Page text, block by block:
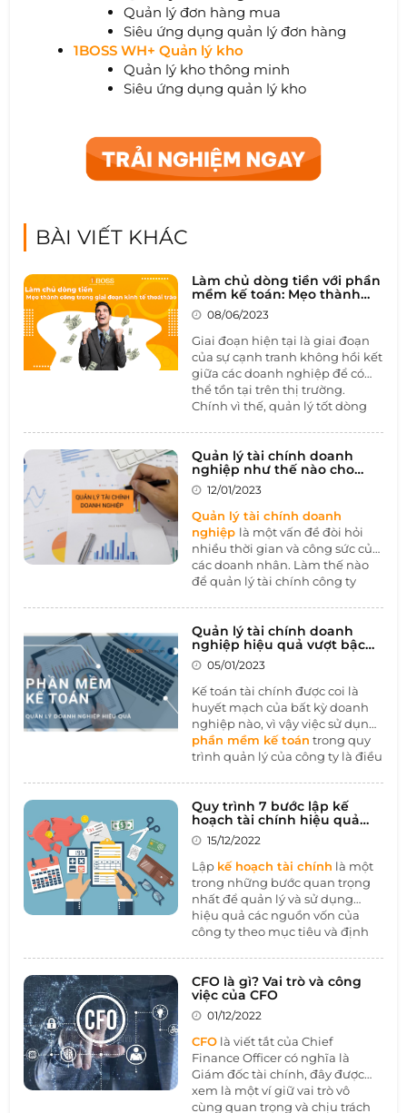
Quản lý đơn hàng mua
Siêu ứng dụng quản lý đơn hàng
1BOSS WH+ Quản lý kho
Quản lý kho thông minh
Siêu ứng dụng quản lý kho
BÀI VIẾT KHÁC
Làm chủ dòng tiền với phần
mềm kế toán: Mẹo thành
công trong giai đoạn khủng
hoảng
08/06/2023
Giai đoạn hiện tại là giai đoạn
của sự cạnh tranh không hồi kết
giữa các doanh nghiệp để có
thể tồn tại trên thị trường.
Chính vì thế, quản lý tốt dòng
thất bại của doanh nghiệp.
Trong bài viết này, chúng ta hãy
cùng 1BOSS tìm hiểu thực trạng
doanh nghiệp tại Việt Nam và
phương pháp làm chủ dòng
tiền vớiphần mềm kế toán
nhé.
Quản lý tài chính doanh
nghiệp như thế nào cho
hiệu quả?
12/01/2023
Quản lý tài chính doanh
nghiệp là một vấn đề đòi hỏi
nhiều thời gian và công sức của
các doanh nhân. Làm thế nào
để quản lý tài chính công ty
Quản lý tài chính doanh
nghiệp hiệu quả vượt bậc
nhờ vào phần mềm kế toán
05/01/2023
Kế toán tài chính được coi là
huyết mạch của bất kỳ doanh
nghiệp nào, vì vậy việc sử dụng
phần mềm kế toán trong quy
trình quản lý của công ty là điều
pháp tốt nhất giúp người dùng
đo lường và theo dõi tình hình
tài chính, giám sát hiệu quả
Quy trình 7 bước lập kế
hoạch tài chính hiệu quả
cho doanh nghiệp
15/12/2022
Lập kế hoạch tài chính là một
trong những bước quan trọng
nhất để quản lý và sử dụng
hiệu quả các nguồn vốn của
công ty theo mục tiêu và định
người lãnh đạo và tương lai của
công ty. Vậy kế hoạch tài chính
là gì? Làm thế nào để quá trình
CFO là gì? Vai trò và công
việc của CFO
01/12/2022
CFO là viết tắt của Chief
Finance Officer có nghĩa là
Giám đốc tài chính, đây được
xem là một ví giữ vai trò vô
cùng quan trọng và chịu trách